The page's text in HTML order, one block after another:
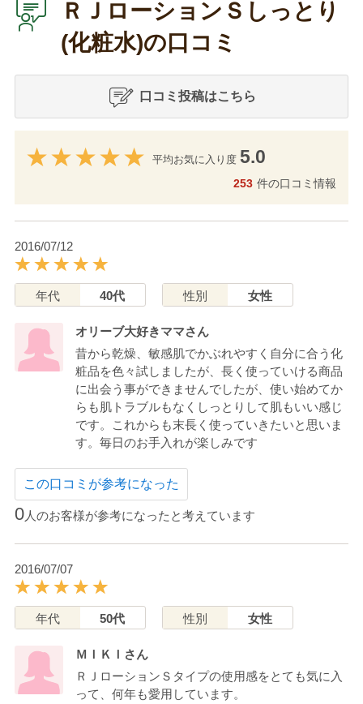
ＲＪローションＳしっとり
(化粧水)の口コミ
口コミ投稿はこちら
平均お気に入り度 5.0
253 件の口コミ情報
2016/07/12
年代 40代 性別 女性
オリーブ大好きママさん
昔から乾燥、敏感肌でかぶれやすく自分に合う化
粧品を色々試しましたが、長く使っていける商品
に出会う事ができませんでしたが、使い始めてか
らも肌トラブルもなくしっとりして肌もいい感じ
です。これからも末長く使っていきたいと思いま
す。毎日のお手入れが楽しみです
この口コミが参考になった
0人のお客様が参考になったと考えています
2016/07/07
年代 50代 性別 女性
ＭＩＫＩさん
ＲＪローションＳタイプの使用感をとても気に入
って、何年も愛用しています。